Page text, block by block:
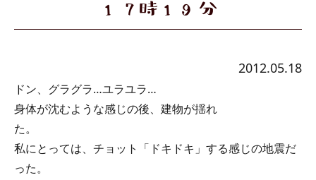
17時19分
2012.05.18
ドン、グラグラ…ユラユラ…
身体が沈むような感じの後、建物が揺れ
た。
私にとっては、チョット「ドキドキ」する感じの地震だ
った。